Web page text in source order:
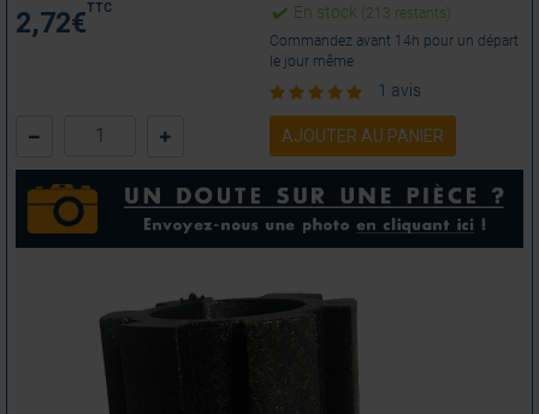
2,72€TTC En stock (213 restants)
Commandez avant 14h pour un départ
le jour même
1 avis
AJOUTER AU PANIER